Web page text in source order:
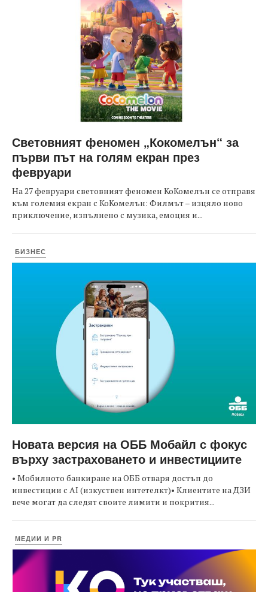
Световният феномен „Кокомелън“ за
първи път на голям екран през
февруари
На 27 февруари световният феномен КоКомелън се отправя
към големия екран с КоКомелън: Филмът – изцяло ново
приключение, изпълнено с музика, емоция и...
БИЗНЕС
Новата версия на ОББ Мобайл с фокус
върху застраховането и инвестициите
• Мобилното банкиране на ОББ отваря достъп до
инвестиции с AI (изкуствен интетелкт)• Клиентите на ДЗИ
вече могат да следят своите лимити и покрития...
МЕДИИ И PR